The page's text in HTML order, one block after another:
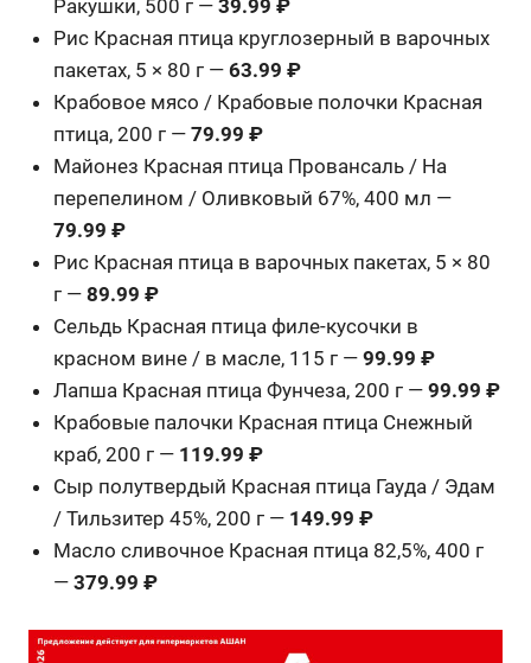
Ракушки, 500 г —39.99 ₽
Рис Красная птица круглозерный в варочных
пакетах, 5 × 80 г —63.99 ₽
Крабовое мясо / Крабовые полочки Красная
птица, 200 г —79.99 ₽
Майонез Красная птица Провансаль / На
перепелином / Оливковый 67%, 400 мл —
79.99 ₽
Рис Красная птица в варочных пакетах, 5 × 80
г —89.99 ₽
Сельдь Красная птица филе-кусочки в
красном вине / в масле, 115 г —99.99 ₽
Лапша Красная птица Фунчеза, 200 г —99.99 ₽
Крабовые палочки Красная птица Снежный
краб, 200 г — 119.99 ₽
Сыр полутвердый Красная птица Гауда / Эдам
/ Тильзитер 45%, 200 г — 149.99 ₽
Масло сливочное Красная птица 82,5%, 400 г
—379.99 ₽